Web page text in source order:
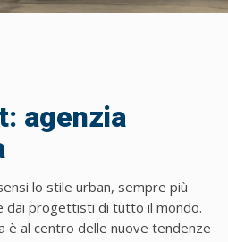
agenzia
lo stile urban, sempre più
dai progettisti di tutto il mondo.
è al centro delle nuove tendenze